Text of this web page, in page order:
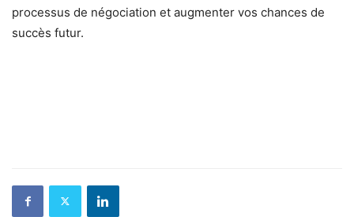
processus de négociation et augmenter vos chances de
succès futur.